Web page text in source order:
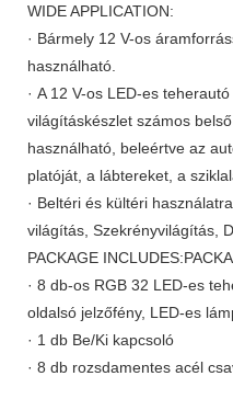
WIDE APPLICATION:
· Bármely 12 V-os
használható.
· A 12 V-os LED-es
világításkészlet számos
használható, beleértve az
platóját, a lábtereket, a
· Beltéri és kültéri
világítás, Szekrényvilágítás,
PACKAGE
· 8 db-os RGB 32 LED-es
oldalsó jelzőfény, LED-es
· 1 db Be/Ki kapcsoló
· 8 db rozsdamentes acél